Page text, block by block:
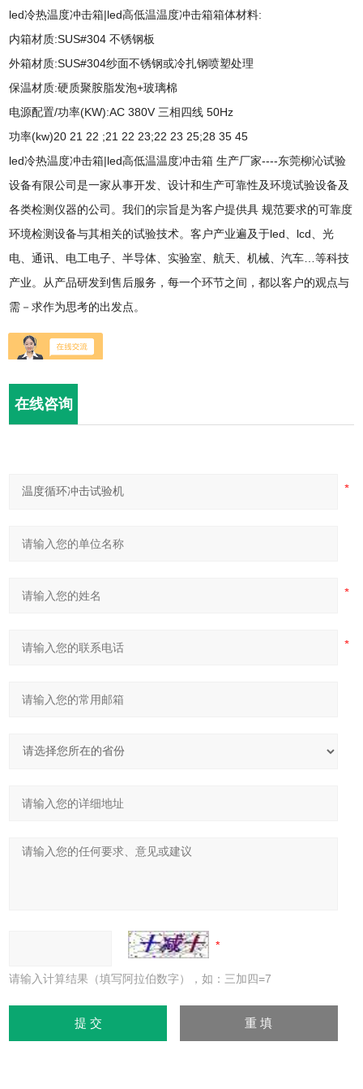
led冷热温度冲击箱|led高低温温度冲击箱箱体材料:
内箱材质:SUS#304 不锈钢板
外箱材质:SUS#304纱面不锈钢或冷扎钢喷塑处理
保温材质:硬质聚胺脂发泡+玻璃棉
电源配置/功率(KW):AC 380V 三相四线 50Hz
功率(kw)20 21 22 ;21 22 23;22 23 25;28 35 45
led冷热温度冲击箱|led高低温温度冲击箱 生产厂家----东莞柳沁试验
设备有限公司是一家从事开发、设计和生产可靠性及环境试验设备及
各类检测仪器的公司。我们的宗旨是为客户提供具 规范要求的可靠度
环境检测设备与其相关的试验技术。客户产业遍及于led、lcd、光
电、通讯、电工电子、半导体、实验室、航天、机械、汽车…等科技
产业。从产品研发到售后服务，每一个环节之间，都以客户的观点与
需－求作为思考的出发点。
在线咨询
请输入计算结果（填写阿拉伯数字），如：三加四=7